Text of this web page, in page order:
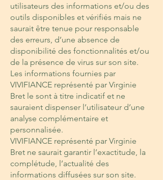
utilisateurs des informations et/ou des
outils disponibles et vérifiés mais ne
saurait être tenue pour responsable
des erreurs, d’une absence de
disponibilité des fonctionnalités et/ou
de la présence de virus sur son site.
Les informations fournies par
VIVIFIANCE représenté par Virginie
Bret le sont à titre indicatif et ne
sauraient dispenser l’utilisateur d’une
analyse complémentaire et
personnalisée.
VIVIFIANCE représenté par Virginie
Bret ne saurait garantir l’exactitude, la
complétude, l’actualité des
informations diffusées sur son site.